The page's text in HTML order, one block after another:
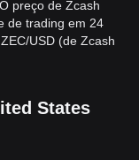
preço de Zcash
de trading em 24
USD (de Zcash
States